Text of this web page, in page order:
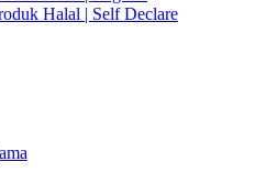
Halal | Self Declare